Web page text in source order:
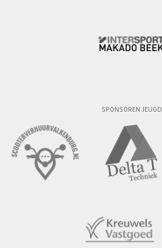
SPONSOREN JEUGD